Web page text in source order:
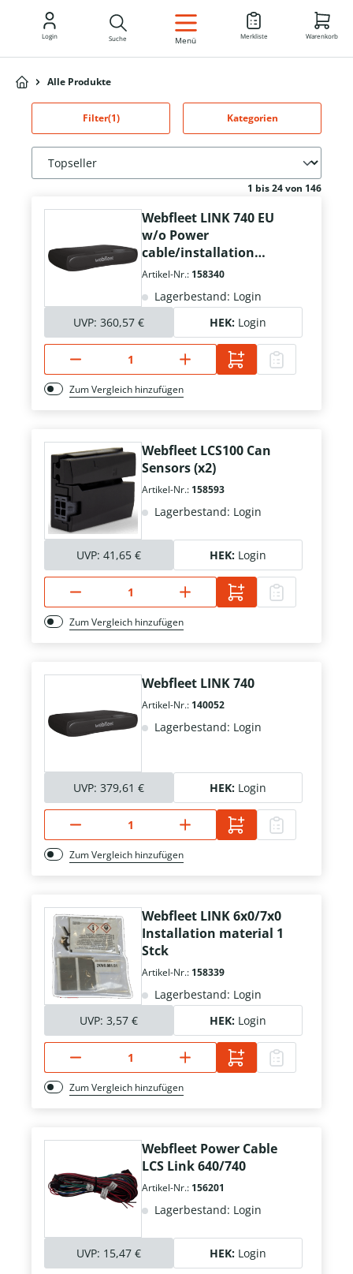
DE
Login Suche Menü Merkliste Warenkorb
Alle Produkte
Filter(1) Kategorien
1 bis 24 von 146
Webfleet LINK 740 EU
w/o Power
cable/installation
material
Artikel-Nr.: 158340
Lagerbestand: Login
UVP: 360,57 € HEK: Login
Zum Vergleich hinzufügen
Webfleet LCS100 Can
Sensors (x2)
Artikel-Nr.: 158593
Lagerbestand: Login
UVP: 41,65 € HEK: Login
Zum Vergleich hinzufügen
Webfleet LINK 740
Artikel-Nr.: 140052
Lagerbestand: Login
UVP: 379,61 € HEK: Login
Zum Vergleich hinzufügen
Webfleet LINK 6x0/7x0
Installation material 1
Stck
Artikel-Nr.: 158339
Lagerbestand: Login
UVP: 3,57 € HEK: Login
Zum Vergleich hinzufügen
Webfleet Power Cable
LCS Link 640/740
Artikel-Nr.: 156201
Lagerbestand: Login
UVP: 15,47 € HEK: Login